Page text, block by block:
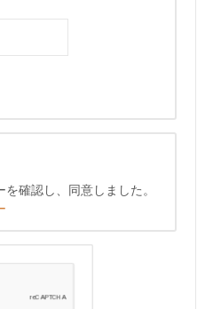
確認し、同意しました。